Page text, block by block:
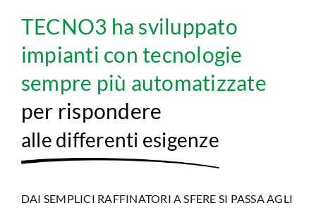
CHIEDI A TECNO3
TECNO3 ha sviluppato
impianti con tecnologie
sempre più automatizzate
per rispondere
alle differenti esigenze
DAI SEMPLICI RAFFINATORI A SFERE SI PASSA AGLI